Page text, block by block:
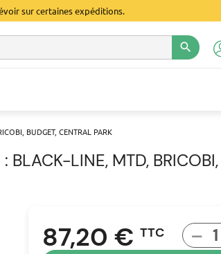
sur certaines expéditions.
search
BUDGET, CENTRAL PARK
LINE, MTD, BRICOBI,
87,20 € TTC -